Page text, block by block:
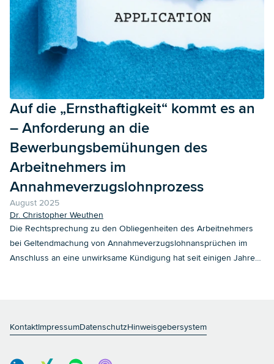
Auf die „Ernsthaftigkeit“ kommt es an
– Anforderung an die
Bewerbungsbemühungen des
Arbeitnehmers im
Annahmeverzugslohnprozess
August 2025
Dr. Christopher Weuthen
Die Rechtsprechung zu den Obliegenheiten des Arbeitnehmers
bei Geltendmachung von Annahmeverzugslohnansprüchen im
Anschluss an eine unwirksame Kündigung hat seit einigen Jahren
Annahmeverzugslohnprozess gegen derartige Forderungen
LAG Köln (Urteil v. 7.1.2025 – 7 SLa 78/24) jüngst um eine weitere
KontaktImpressumDatenschutzHinweisgebersystem